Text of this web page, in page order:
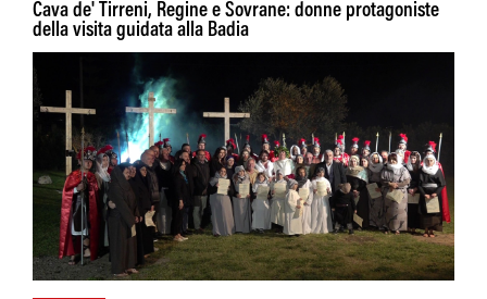
Cava de' Tirreni, Regine e Sovrane: donne protagoniste
della visita guidata alla Badia